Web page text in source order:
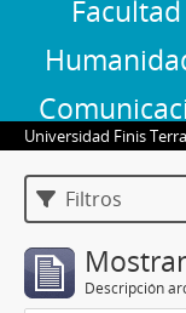
Universidad Finis
Filtros
Descripción